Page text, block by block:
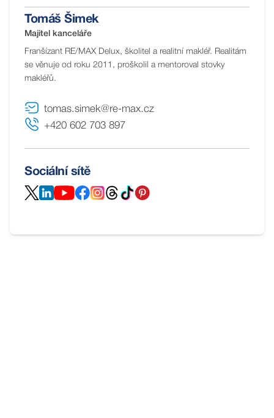
Tomáš Šimek
Majitel kanceláře
Franšízant RE/MAX Delux, školitel a realitní makléř. Realitám
se věnuje od roku 2011, proškolil a mentoroval stovky
makléřů.
tomas.simek@re-max.cz
+420 602 703 897
Sociální sítě